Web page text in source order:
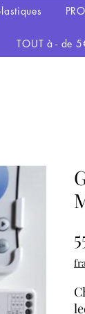
TOUT à - de